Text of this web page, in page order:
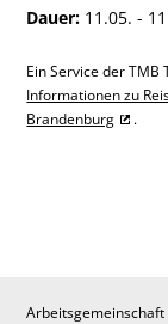
Dauer: 11.05. -
Ein Service der
Informationen zu
Brandenburg
.